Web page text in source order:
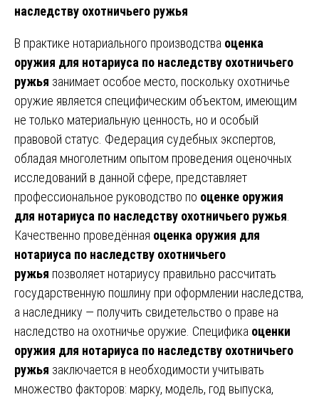
наследству охотничьего ружья
В практике нотариального производства оценка
оружия для нотариуса по наследству охотничьего
ружья занимает особое место, поскольку охотничье
оружие является специфическим объектом, имеющим
не только материальную ценность, но и особый
правовой статус. Федерация судебных экспертов,
обладая многолетним опытом проведения оценочных
исследований в данной сфере, представляет
профессиональное руководство по оценке оружия
для нотариуса по наследству охотничьего ружья
Качественно проведённая оценка оружия для
нотариуса по наследству охотничьего
ружья позволяет нотариусу правильно рассчитать
государственную пошлину при оформлении наследства,
а наследнику — получить свидетельство о праве на
наследство на охотничье оружие. Специфика оценки
оружия для нотариуса по наследству охотничьего
ружья заключается в необходимости учитывать
множество факторов: марку, модель, год выпуска,